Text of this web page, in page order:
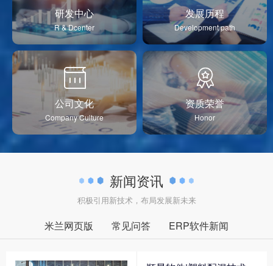
研发中心
R & Dcenter
发展历程
Development path
公司文化
Company Culture
资质荣誉
Honor
新闻资讯
积极引用新技术，布局发展新未来
米兰网页版 常见问答 ERP软件新闻